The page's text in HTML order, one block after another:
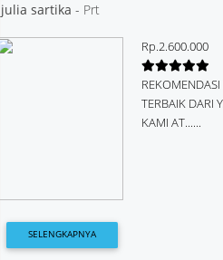
julia sartika - Prt
Rp.2.600.000
REKOMENDASI
TERBAIK DARI
KAMI AT......
SELENGKAPNYA